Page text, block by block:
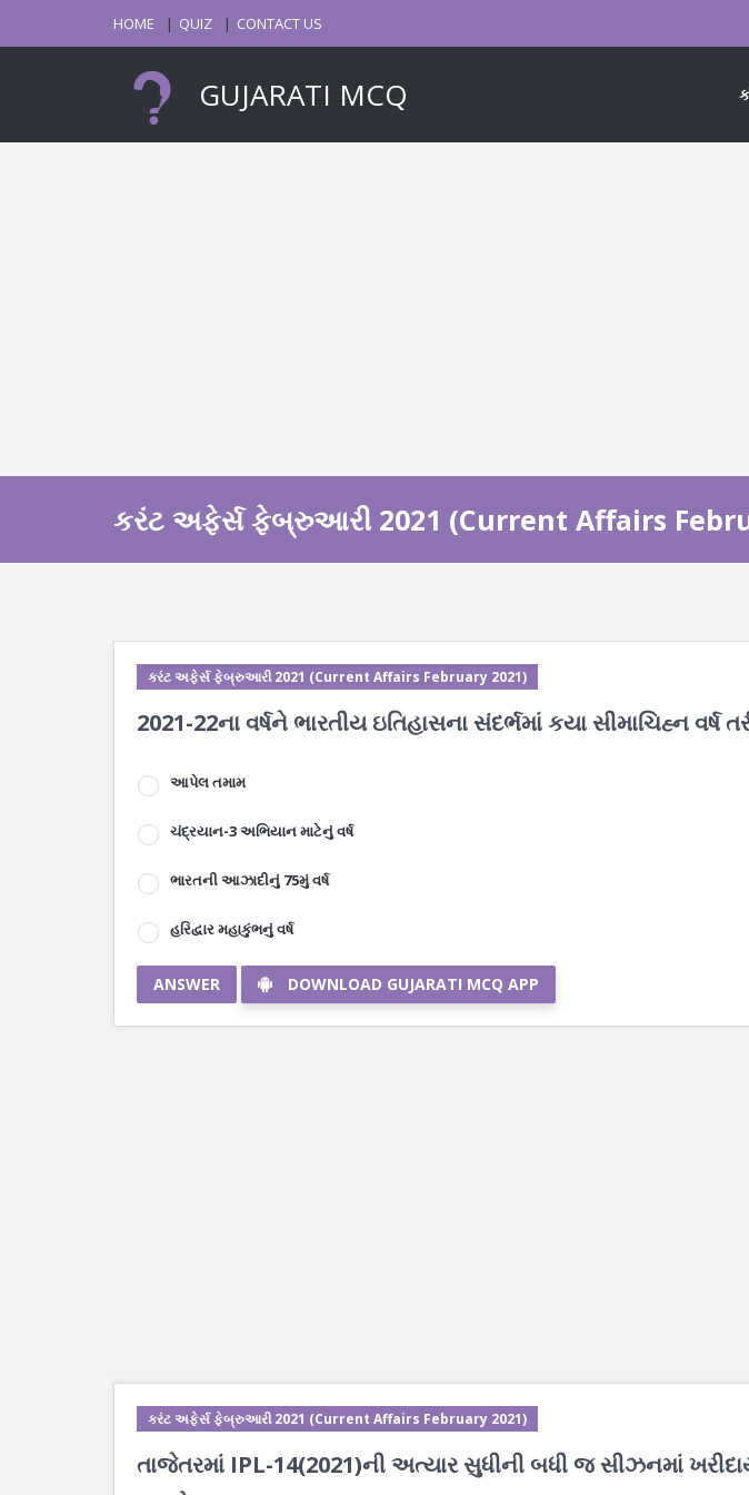
HOME QUIZ CONTACT US
GUJARATI MCQ
કરંટ અફેર્સ ફેબ્રુઆરી 2021 (Current Affairs
કરંટ અફેર્સ ફેબ્રુઆરી 2021 (Current Affairs February 2021)
2021-22ના વર્ષને ભારતીય ઇતિહાસના સંદર્ભમાં કયા સીમાચિહ્ન વર્ષ
આપેલ તમામ
ચંદ્રયાન-3 અભિયાન માટેનું વર્ષ
ભારતની આઝાદીનું 75મું વર્ષ
હરિદ્વાર મહાકુંભનું વર્ષ
ANSWER DOWNLOAD GUJARATI MCQ APP
કરંટ અફેર્સ ફેબ્રુઆરી 2021 (Current Affairs February 2021)
તાજેતરમાં IPL-14(2021)ની અત્યાર સુધીની બધી જ સીઝનમાં